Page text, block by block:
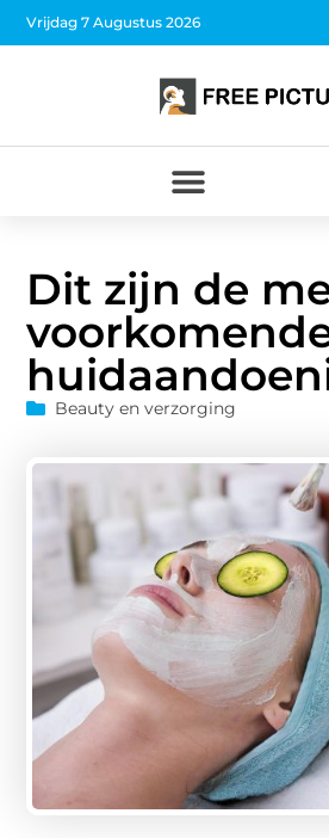
Vrijdag 7 Augustus 2026
Dit zijn de
Beauty en verzorging